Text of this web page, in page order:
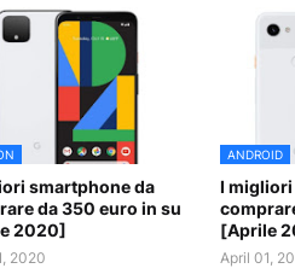
smartphone da
da 350 euro in su
2020]
2020
ANDROID
I
[Aprile
April 01,